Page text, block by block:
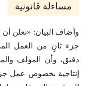
مساءلة قانونية
وأضاف البيان: «نعلن أن
جزء ثانٍ من العمل
دقيق، وأن المؤلف
إنتاجية بخصوص عمل